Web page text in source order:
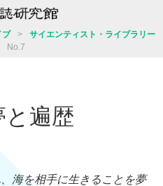
ブ >
サイエンティスト・ライブラリー
No.7
遍歴
海を相手に生きることを夢